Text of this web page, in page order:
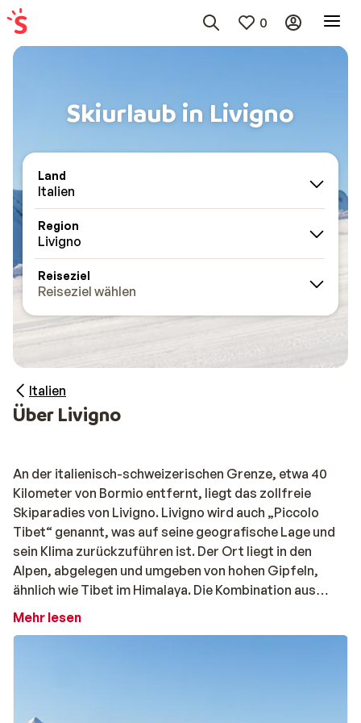
0
Skiurlaub in Livigno
Land
Italien
Region
Livigno
Reiseziel
Reiseziel wählen
Italien
Über Livigno
An der italienisch-schweizerischen Grenze, etwa 40
Kilometer von Bormio entfernt, liegt das zollfreie
Skiparadies von Livigno. Livigno wird auch „Piccolo
Tibet“ genannt, was auf seine geografische Lage und
sein Klima zurückzuführen ist. Der Ort liegt in den
Alpen, abgelegen und umgeben von hohen Gipfeln,
ähnlich wie Tibet im Himalaya. Die Kombination aus
Abgeschiedenheit und imposanten Bergen verstärkt
Mehr lesen